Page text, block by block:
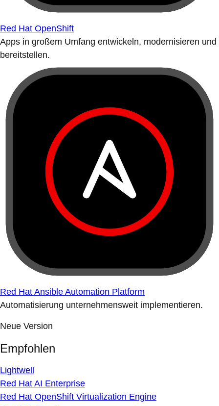
Red Hat OpenShift
Apps in großem Umfang entwickeln, modernisieren und
bereitstellen.
Red Hat Ansible Automation Platform
Automatisierung unternehmensweit implementieren.
Neue Version
Empfohlen
Lightwell
Red Hat AI Enterprise
Red Hat OpenShift Virtualization Engine